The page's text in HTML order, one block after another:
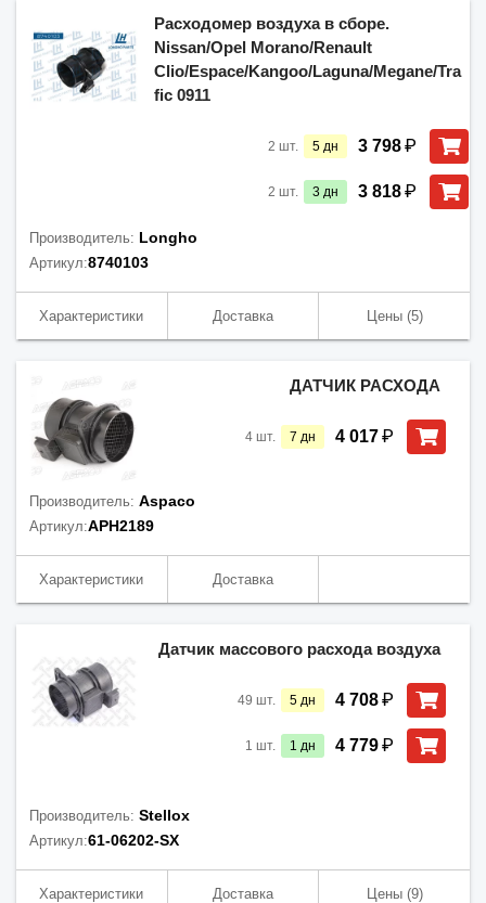
Расходомер воздуха в сборе.
Nissan/Opel Morano/Renault
Clio/Espace/Kangoo/Laguna/Megane/Tra
fic 0911
2 шт. 5 дн 3 798₽
2 шт. 3 дн 3 818₽
Производитель: Longho
Артикул:8740103
Характеристики Доставка Цены(5)
ДАТЧИК РАСХОДА
4 шт. 7 дн 4 017₽
Производитель: Aspaco
Артикул:APH2189
Характеристики Доставка
Датчик массового расхода воздуха
49 шт. 5 дн 4 708₽
1 шт. 1 дн 4 779₽
Производитель: Stellox
Артикул:61-06202-SX
Характеристики Доставка Цены(9)